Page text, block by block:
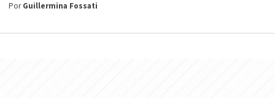
PorGuillermina Fossati